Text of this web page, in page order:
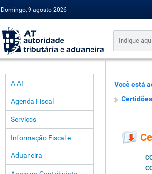
Domingo, 9 agosto 2026
A AT
Agenda Fiscal
Serviços
Informação Fiscal e
Aduaneira
Você está
Certidões